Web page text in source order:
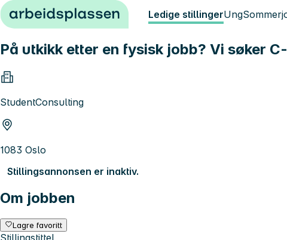
Hopp til innhold Ledige stillingerUng
På utkikk etter en fysisk jobb? Vi søker
StudentConsulting
1083 Oslo
Stillingsannonsen er inaktiv.
Om jobben
Lagre favoritt
Stillingstittel